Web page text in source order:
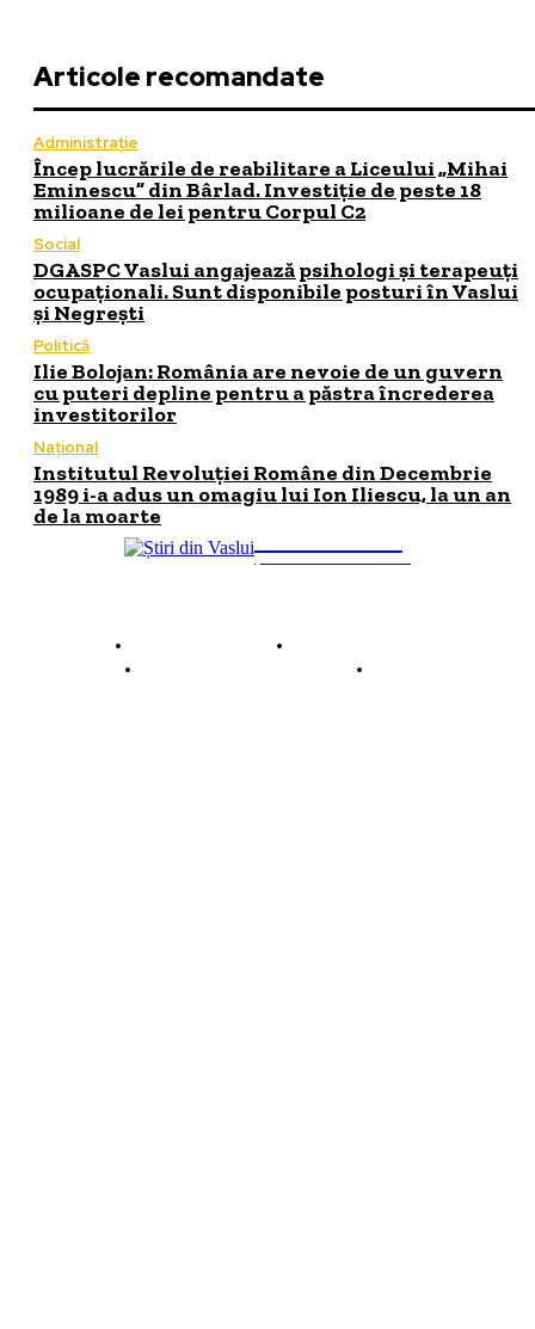
Articole recomandate
Administrație
Încep lucrările de reabilitare a Liceului „Mihai
Eminescu” din Bârlad. Investiție de peste 18
milioane de lei pentru Corpul C2
Social
DGASPC Vaslui angajează psihologi și terapeuți
ocupaționali. Sunt disponibile posturi în Vaslui
și Negrești
Politică
Ilie Bolojan: România are nevoie de un guvern
cu puteri depline pentru a păstra încrederea
investitorilor
Național
Institutul Revoluției Române din Decembrie
1989 i-a adus un omagiu lui Ion Iliescu, la un an
de la moarte
ȘTIRI DE INTERES